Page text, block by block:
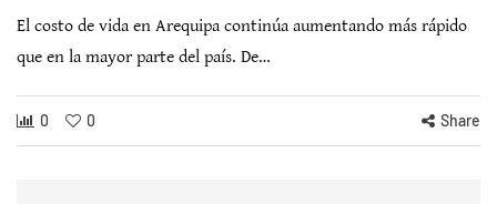
El costo de vida en Arequipa continúa aumentando más rápido
que en la mayor parte del país. De…
0 0 Share